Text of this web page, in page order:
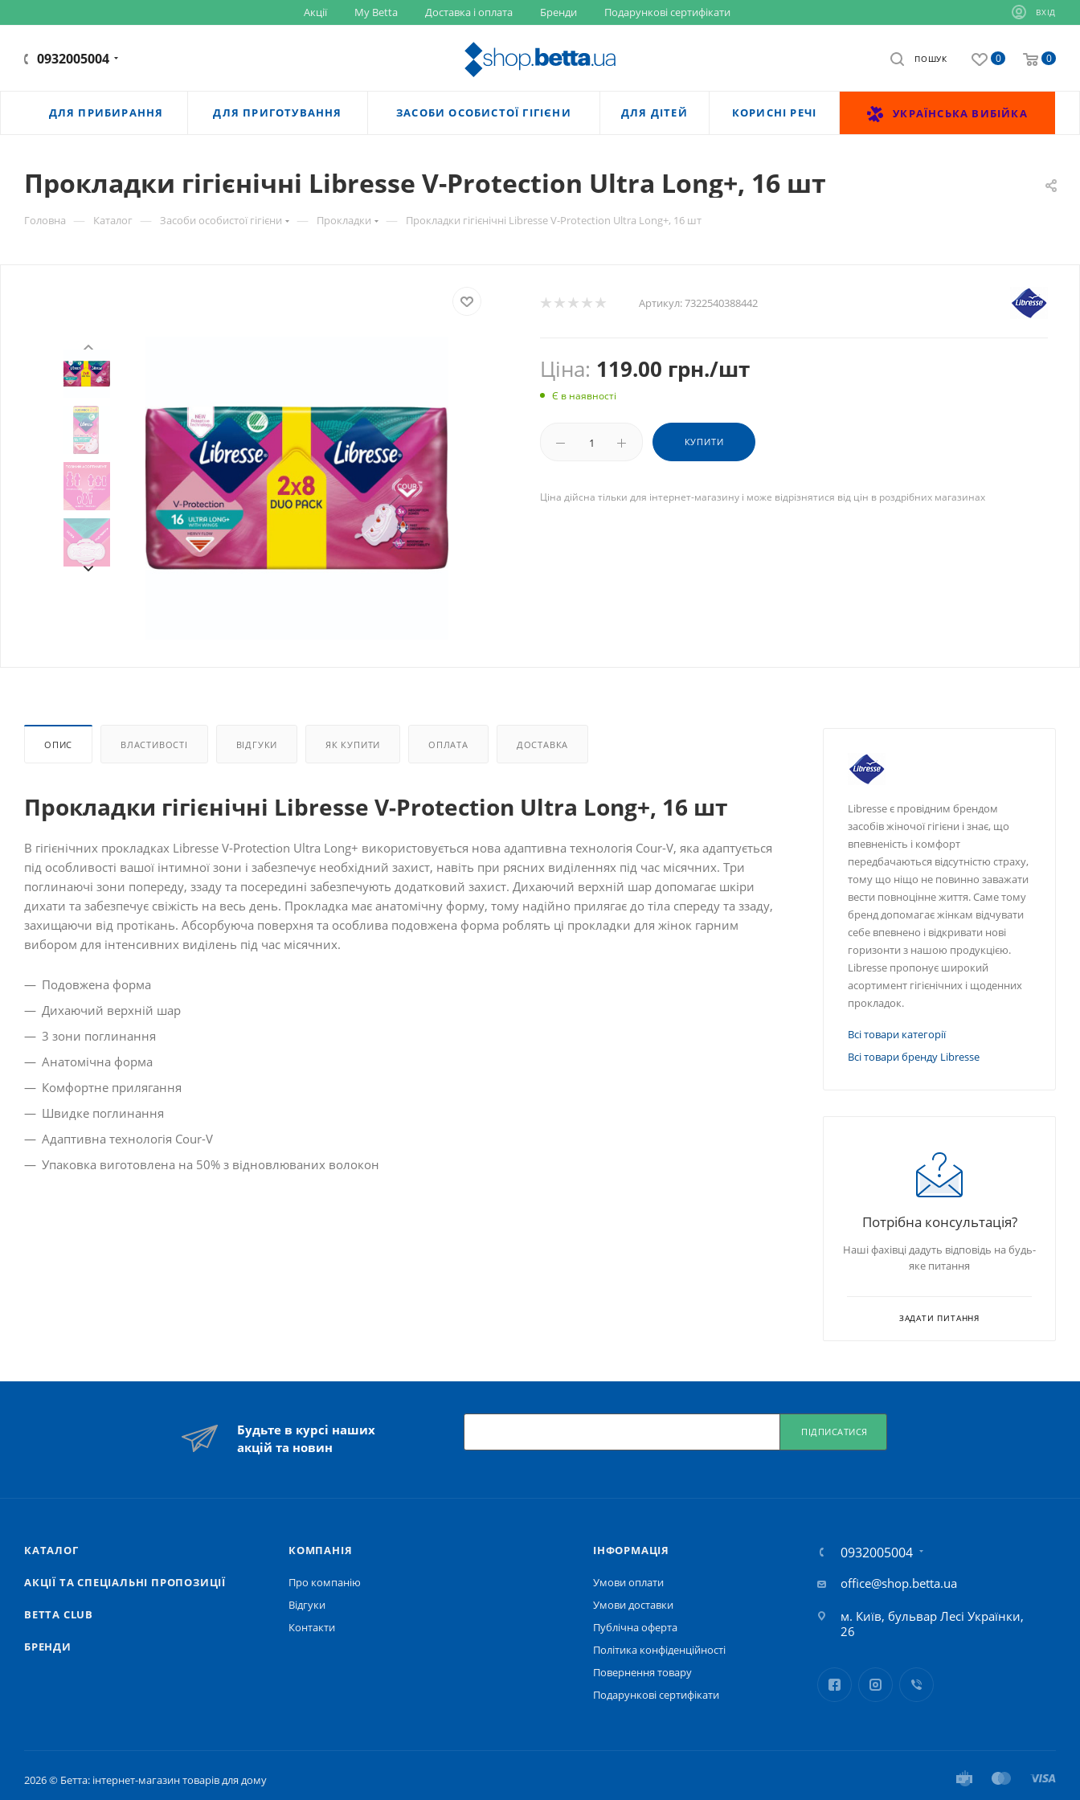
Акції My Betta Доставка і оплата Бренди Подарункові сертифікати ВХІД
0932005004 0 0
ПОШУК
ДЛЯ ПРИБИРАННЯ ДЛЯ ПРИГОТУВАННЯ ЗАСОБИ ОСОБИСТОЇ ГІГІЄНИ ДЛЯ ДІТЕЙ КОРИСНІ РЕЧІ УКРАЇНСЬКА ВИБІЙКА
Прокладки гігієнічні Libresse V-Protection Ultra Long+, 16 шт
Головна — Каталог — Засоби особистої гігієни — Прокладки — Прокладки гігієнічні Libresse V-Protection Ultra Long+, 16 шт
Артикул:7322540388442
Ціна: 119.00 грн./шт
Є в наявності
КУПИТИ
Ціна дійсна тільки для інтернет-магазину і може відрізнятися від цін в роздрібних магазинах
ОПИС ВЛАСТИВОСТІ ВІДГУКИ ЯК КУПИТИ ОПЛАТА ДОСТАВКА
Прокладки гігієнічні Libresse V-Protection Ultra Long+, 16 шт
В гігієнічних прокладках Libresse V-Protection Ultra Long+ використовується нова адаптивна технологія Cour-V, яка адаптується
під особливості вашої інтимної зони і забезпечує необхідний захист, навіть при рясних виділеннях під час місячних. Три
поглинаючі зони попереду, ззаду та посередині забезпечують додатковий захист. Дихаючий верхній шар допомагає шкіри
дихати та забезпечує свіжість на весь день. Прокладка має анатомічну форму, тому надійно прилягає до тіла спереду та ззаду,
захищаючи від протікань. Абсорбуюча поверхня та особлива подовжена форма роблять ці прокладки для жінок гарним
вибором для інтенсивних виділень під час місячних.
Подовжена форма
Дихаючий верхній шар
3 зони поглинання
Анатомічна форма
Комфортне прилягання
Швидке поглинання
Адаптивна технологія Cour-V
Упаковка виготовлена на 50% з відновлюваних волокон
Libresse є провідним брендом
засобів жіночої гігієни і знає, що
впевненість і комфорт
передбачаються відсутністю страху,
тому що ніщо не повинно заважати
вести повноцінне життя. Саме тому
бренд допомагає жінкам відчувати
себе впевнено і відкривати нові
горизонти з нашою продукцією.
Libressе пропонує широкий
асортимент гігієнічних і щоденних
прокладок.
Всі товари категорії
Всі товари бренду Libresse
Потрібна консультація?
Наші фахівці дадуть відповідь на будь-
яке питання
ЗАДАТИ ПИТАННЯ
Будьте в курсі наших
акцій та новин
ПІДПИСАТИСЯ
КАТАЛОГ
АКЦІЇ ТА СПЕЦІАЛЬНІ ПРОПОЗИЦІЇ
BETTA CLUB
БРЕНДИ
КОМПАНІЯ
Про компанію
Відгуки
Контакти
IНФОРМАЦІЯ
Умови оплати
Умови доставки
Публічна оферта
Політика конфіденційності
Повернення товару
Подарункові сертифікати
0932005004
office@shop.betta.ua
м. Київ, бульвар Лесі Українки,
26
2026 © Бетта: інтернет-магазин товарів для дому